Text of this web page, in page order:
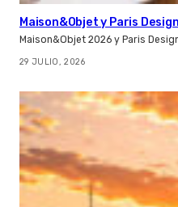
Maison&Objet y Paris
Maison&Objet 2026 y Paris
29 JULIO, 2026